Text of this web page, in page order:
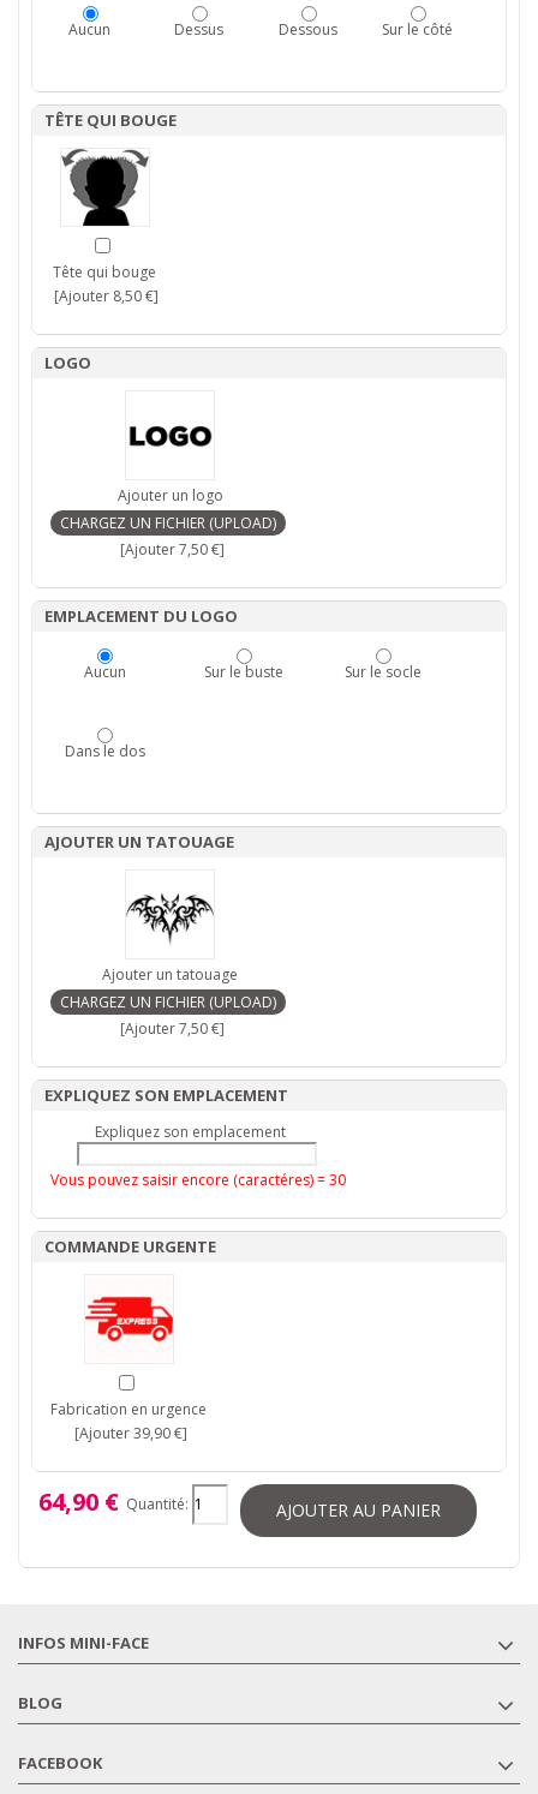
Aucun Dessus Dessous Sur le côté
TÊTE QUI BOUGE
Tête qui bouge
[Ajouter 8,50 €]
LOGO
Ajouter un logo
[Ajouter 7,50 €]
EMPLACEMENT DU LOGO
Aucun Sur le buste Sur le socle
Dans le dos
AJOUTER UN TATOUAGE
Ajouter un tatouage
[Ajouter 7,50 €]
EXPLIQUEZ SON EMPLACEMENT
Expliquez son emplacement
Vous pouvez saisir encore (caractéres) =30
COMMANDE URGENTE
Fabrication en urgence
[Ajouter 39,90 €]
64,90 € Quantité: AJOUTER AU PANIER
INFOS MINI-FACE
BLOG
FACEBOOK